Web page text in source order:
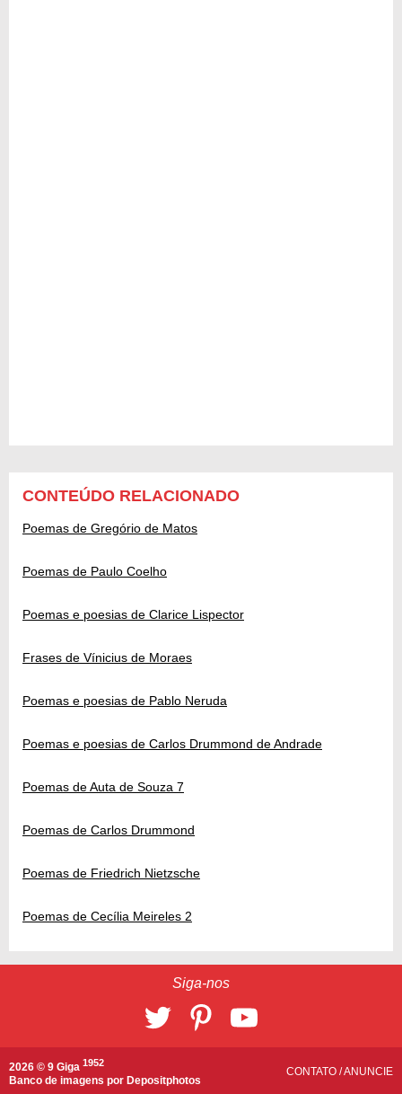
CONTEÚDO RELACIONADO
Poemas de Gregório de Matos
Poemas de Paulo Coelho
Poemas e poesias de Clarice Lispector
Frases de Vínicius de Moraes
Poemas e poesias de Pablo Neruda
Poemas e poesias de Carlos Drummond de Andrade
Poemas de Auta de Souza 7
Poemas de Carlos Drummond
Poemas de Friedrich Nietzsche
Poemas de Cecília Meireles 2
Siga-nos
2026 © 9 Giga 1952
Banco de imagens por Depositphotos
CONTATO /ANUNCIE